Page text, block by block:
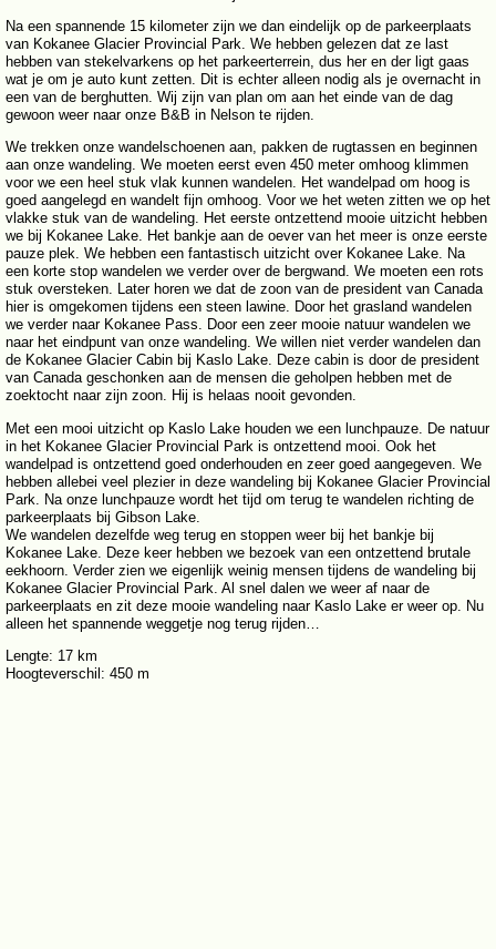
Na een spannende 15 kilometer zijn we dan eindelijk op de parkeerplaats
van Kokanee Glacier Provincial Park. We hebben gelezen dat ze last
hebben van stekelvarkens op het parkeerterrein, dus her en der ligt gaas
wat je om je auto kunt zetten. Dit is echter alleen nodig als je overnacht in
een van de berghutten. Wij zijn van plan om aan het einde van de dag
gewoon weer naar onze B&B in Nelson te rijden.
We trekken onze wandelschoenen aan, pakken de rugtassen en beginnen
aan onze wandeling. We moeten eerst even 450 meter omhoog klimmen
voor we een heel stuk vlak kunnen wandelen. Het wandelpad om hoog is
goed aangelegd en wandelt fijn omhoog. Voor we het weten zitten we op het
vlakke stuk van de wandeling. Het eerste ontzettend mooie uitzicht hebben
we bij Kokanee Lake. Het bankje aan de oever van het meer is onze eerste
pauze plek. We hebben een fantastisch uitzicht over Kokanee Lake. Na
een korte stop wandelen we verder over de bergwand. We moeten een rots
stuk oversteken. Later horen we dat de zoon van de president van Canada
hier is omgekomen tijdens een steen lawine. Door het grasland wandelen
we verder naar Kokanee Pass. Door een zeer mooie natuur wandelen we
naar het eindpunt van onze wandeling. We willen niet verder wandelen dan
de Kokanee Glacier Cabin bij Kaslo Lake. Deze cabin is door de president
van Canada geschonken aan de mensen die geholpen hebben met de
zoektocht naar zijn zoon. Hij is helaas nooit gevonden.
Met een mooi uitzicht op Kaslo Lake houden we een lunchpauze. De natuur
in het Kokanee Glacier Provincial Park is ontzettend mooi. Ook het
wandelpad is ontzettend goed onderhouden en zeer goed aangegeven. We
hebben allebei veel plezier in deze wandeling bij Kokanee Glacier Provincial
Park. Na onze lunchpauze wordt het tijd om terug te wandelen richting de
parkeerplaats bij Gibson Lake.
We wandelen dezelfde weg terug en stoppen weer bij het bankje bij
Kokanee Lake. Deze keer hebben we bezoek van een ontzettend brutale
eekhoorn. Verder zien we eigenlijk weinig mensen tijdens de wandeling bij
Kokanee Glacier Provincial Park. Al snel dalen we weer af naar de
parkeerplaats en zit deze mooie wandeling naar Kaslo Lake er weer op. Nu
alleen het spannende weggetje nog terug rijden…
Lengte: 17 km
Hoogteverschil: 450 m